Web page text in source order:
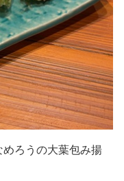
ろうの大葉包み揚